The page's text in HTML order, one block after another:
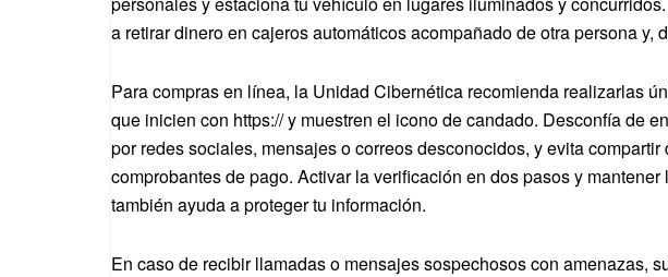
a retirar dinero en cajeros automáticos acompañado de otra persona y,
Para compras en línea, la Unidad Cibernética recomienda realizarlas
que inicien con https:// y muestren el icono de candado. Desconfía de
por redes sociales, mensajes o correos desconocidos, y evita
comprobantes de pago. Activar la verificación en dos pasos y
también ayuda a proteger tu información.
En caso de recibir llamadas o mensajes sospechosos con amenazas,